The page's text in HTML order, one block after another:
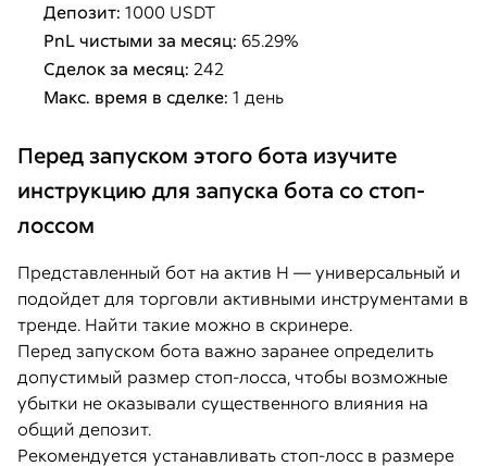
Депозит: 1000 USDT
PnL чистыми за месяц: 65.29%
Сделок за месяц: 242
Макс. время в сделке: 1 день
Перед запуском этого бота изучите
инструкцию для запуска бота со стоп-
лоссом
Представленный бот на актив H — универсальный и
подойдет для торговли активными инструментами в
тренде. Найти такие можно в скринере.
Перед запуском бота важно заранее определить
допустимый размер стоп-лосса, чтобы возможные
убытки не оказывали существенного влияния на
общий депозит.
Рекомендуется устанавливать стоп-лосс в размере